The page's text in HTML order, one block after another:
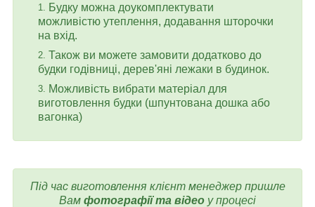
Будку можна доукомплектувати
можливістю утеплення, додавання шторочки
на вхід.
Також ви можете замовити додатково до
будки годівниці, дерев'яні лежаки в будинок.
Можливість вибрати матеріал для
виготовлення будки (шпунтована дошка або
вагонка)
Під час виготовлення клієнт менеджер пришле
Вам фотографії та відео у процесі